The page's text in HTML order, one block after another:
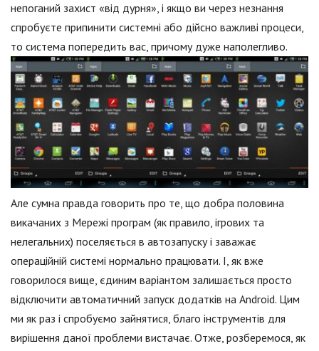
непоганий захист «від дурня», і якщо ви через незнання
спробуєте припинити системні або дійсно важливі процеси,
то система попередить вас, причому дуже наполегливо.
Але сумна правда говорить про те, що добра половина
викачаних з Мережі програм (як правило, ігрових та
нелегальних) поселяється в автозапуску і заважає
операційній системі нормально працювати. І, як вже
говорилося вище, єдиним варіантом залишається просто
відключити автоматичний запуск додатків на Android. Цим
ми як раз і спробуємо зайнятися, благо інструментів для
вирішення даної проблеми вистачає. Отже, розберемося, як